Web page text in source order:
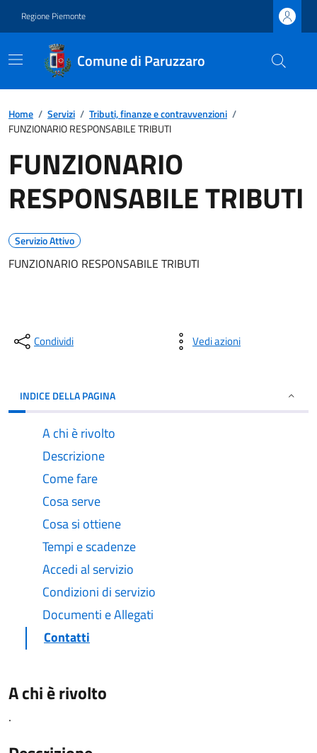
Regione Piemonte
Comune di Paruzzaro
Home / Servizi / Tributi, finanze e contravvenzioni /
FUNZIONARIO RESPONSABILE TRIBUTI
FUNZIONARIO
RESPONSABILE TRIBUTI
Servizio Attivo
FUNZIONARIO RESPONSABILE TRIBUTI
Condividi Vedi azioni
INDICE DELLA PAGINA
A chi è rivolto
Descrizione
Come fare
Cosa serve
Cosa si ottiene
Tempi e scadenze
Accedi al servizio
Condizioni di servizio
Documenti e Allegati
Contatti
A chi è rivolto
.